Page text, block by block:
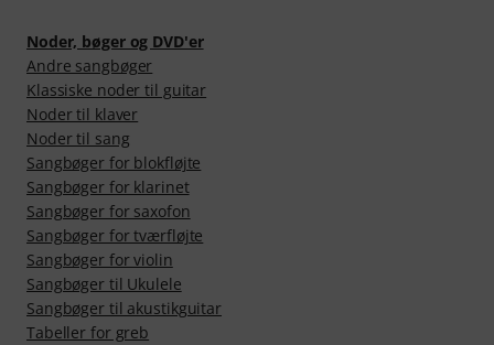
Noder, bøger og DVD'er
Andre sangbøger
Klassiske noder til guitar
Noder til klaver
Noder til sang
Sangbøger for blokfløjte
Sangbøger for klarinet
Sangbøger for saxofon
Sangbøger for tværfløjte
Sangbøger for violin
Sangbøger til Ukulele
Sangbøger til akustikguitar
Tabeller for greb